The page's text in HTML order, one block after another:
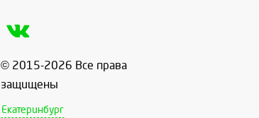
© 2015-2026 Все права
защищены
Екатеринбург